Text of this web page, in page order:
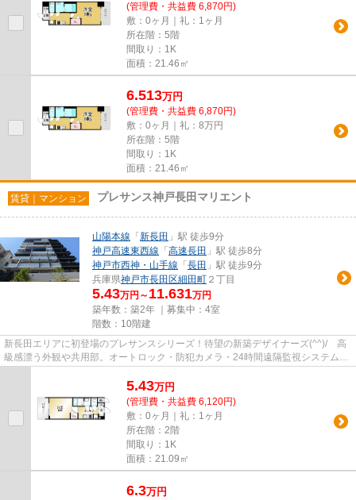
(管理費・共益費 6,870円)
敷：0ヶ月｜礼：1ヶ月
所在階：5階
間取り：1K
面積：21.46㎡
6.513万円
(管理費・共益費 6,870円)
敷：0ヶ月｜礼：8万円
所在階：5階
間取り：1K
面積：21.46㎡
賃貸｜マンション プレサンス神戸長田マリエント
山陽本線 「 新長田 」駅 徒歩9分
神戸高速東西線 「 高速長田 」駅 徒歩8分
神戸市西神・山手線 「 長田 」駅 徒歩9分
兵庫県神戸市長田区細田町 ２丁目
5.43万円～ 11.631万円
築年数：築2年 ｜募集中： 4室
階数：10階建
新長田エリアに初登場のプレサンスシリーズ！待望の新築デザイナーズ(^^)/ 高
級感漂う外観や共用部。オートロック・防犯カメラ・24時間遠隔監視システムで
5.43万円
(管理費・共益費 6,120円)
敷：0ヶ月｜礼：1ヶ月
所在階：2階
間取り：1K
面積：21.09㎡
6.3万円